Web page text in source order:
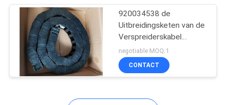
De Vervangstukken
van Penta
920034538 de
Uitbreidingsketen van de
Verspreiderskabel
Vervangstukken van
Fantuzzi
negotiable MOQ:1
CONTACT